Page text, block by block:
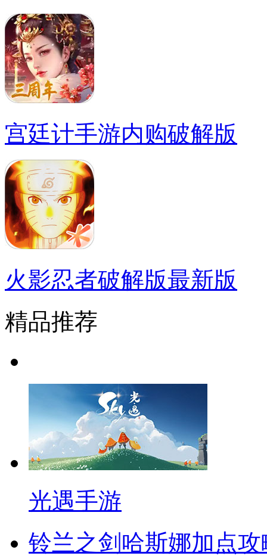
宫廷计手游内购破解版
火影忍者破解版最新版
精品推荐
光遇手游
铃兰之剑哈斯娜加点攻